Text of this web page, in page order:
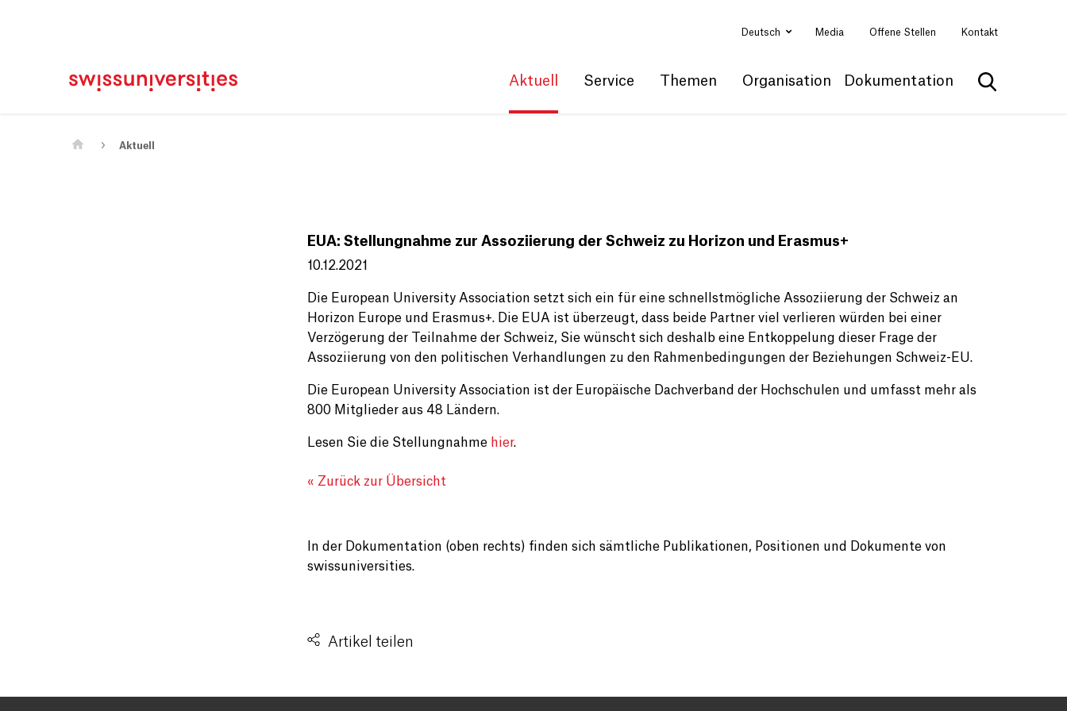
Sitemap
Deutsch Media Offene Stellen Kontakt
Aktuell Service Themen Organisation Dokumentation
Suche
Aktuell
EUA: Stellungnahme zur Assoziierung der Schweiz zu Horizon und Erasmus+
10.12.2021
Die European University Association setzt sich ein für eine schnellstmögliche Assoziierung der Schweiz an
Horizon Europe und Erasmus+. Die EUA ist überzeugt, dass beide Partner viel verlieren würden bei einer
Verzögerung der Teilnahme der Schweiz, Sie wünscht sich deshalb eine Entkoppelung dieser Frage der
Assoziierung von den politischen Verhandlungen zu den Rahmenbedingungen der Beziehungen Schweiz-EU.
Die European University Association ist der Europäische Dachverband der Hochschulen und umfasst mehr als
800 Mitglieder aus 48 Ländern.
Lesen Sie die Stellungnahme hier.
« Zurück zur Übersicht
In der Dokumentation (oben rechts) finden sich sämtliche Publikationen, Positionen und Dokumente von
swissuniversities.
Artikel teilen